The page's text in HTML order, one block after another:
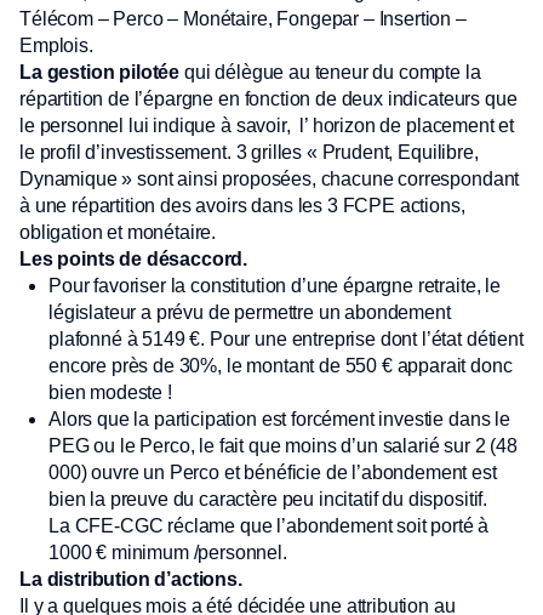
Télécom – Perco – Monétaire, Fongepar – Insertion –
Emplois.
La gestion pilotée qui délègue au teneur du compte la
répartition de l’épargne en fonction de deux indicateurs que
le personnel lui indique à savoir, l’ horizon de placement et
le profil d’investissement. 3 grilles « Prudent, Equilibre,
Dynamique » sont ainsi proposées, chacune correspondant
à une répartition des avoirs dans les 3 FCPE actions,
obligation et monétaire.
Les points de désaccord.
Pour favoriser la constitution d’une épargne retraite, le
législateur a prévu de permettre un abondement
plafonné à 5149 €. Pour une entreprise dont l’état détient
encore près de 30%, le montant de 550 € apparait donc
bien modeste !
Alors que la participation est forcément investie dans le
PEG ou le Perco, le fait que moins d’un salarié sur 2 (48
000) ouvre un Perco et bénéficie de l’abondement est
bien la preuve du caractère peu incitatif du dispositif.
La CFE-CGC réclame que l’abondement soit porté à
1000 € minimum /personnel.
La distribution d’actions.
Il y a quelques mois a été décidée une attribution au